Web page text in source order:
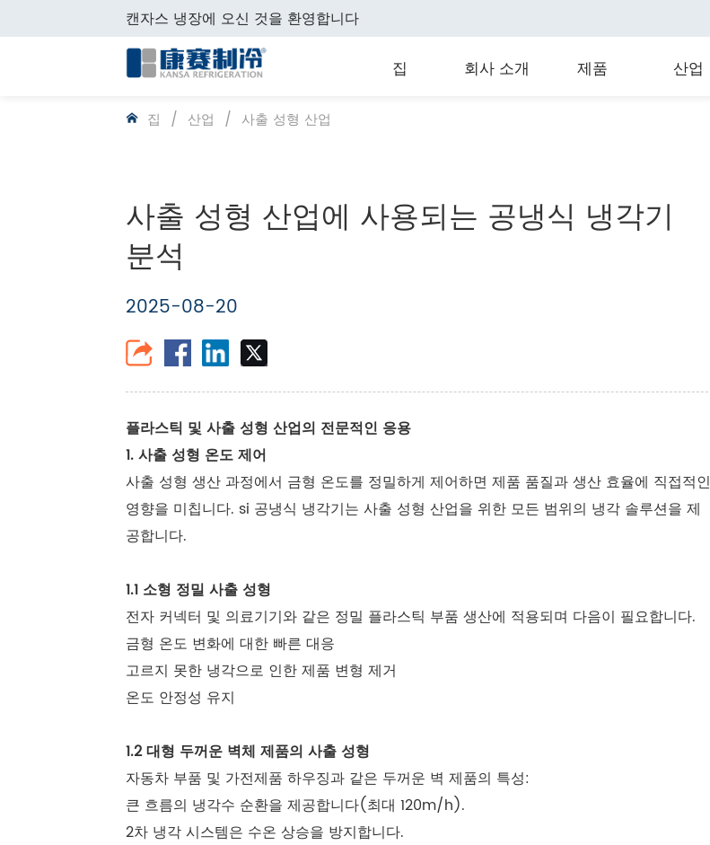
캔자스 냉장에 오신 것을 환영합니다
집 회사 소개 제품 산업
집 / 산업 / 사출 성형 산업
사출 성형 산업에 사용되는 공냉식 냉각기
분석
2025-08-20
플라스틱 및 사출 성형 산업의 전문적인 응용
1. 사출 성형 온도 제어
사출 성형 생산 과정에서 금형 온도를 정밀하게 제어하면 제품 품질과 생산 효율에 직접적인
영향을 미칩니다. si 공냉식 냉각기는 사출 성형 산업을 위한 모든 범위의 냉각 솔루션을 제
공합니다.
1.1 소형 정밀 사출 성형
전자 커넥터 및 의료기기와 같은 정밀 플라스틱 부품 생산에 적용되며 다음이 필요합니다.
금형 온도 변화에 대한 빠른 대응
고르지 못한 냉각으로 인한 제품 변형 제거
온도 안정성 유지
1.2 대형 두꺼운 벽체 제품의 사출 성형
자동차 부품 및 가전제품 하우징과 같은 두꺼운 벽 제품의 특성:
큰 흐름의 냉각수 순환을 제공합니다(최대 120m/h).
2차 냉각 시스템은 수온 상승을 방지합니다.